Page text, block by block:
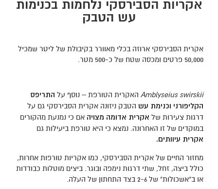
אקריות הסבירסקי נלחמות בכנימות
עש הטבק
אקרית הסבירסקי ארוזה בכלי מאוורר בקיבולת של ליטר שמכיל
50,000 פרטים ומכסה שטח של כ-500 מטר.
Amblyseius swirskii האקרית הטורפת – נוסף על התריפס
הקליפורני וכנימת עש הטבק ניזונה אקרית הסבירסקי גם על
דרגות צעירות של אקרית אדומה מצויה אם כי נמנעת מהקורים
במוקדים של זו האחרונה. נמצא כי היא טורפת ביעילות גם
אקרית עיוותים.
מחזור החיים של אקרית הסבירסקי, כמו אקריות טורפות אחרות,
כולל ביצה, זחל, שתי דרגות נימפה ובוגר. ביצים מוטלות כבודדות
או ב"אשכולות" של 2-6 בצד התחתון של העלה.